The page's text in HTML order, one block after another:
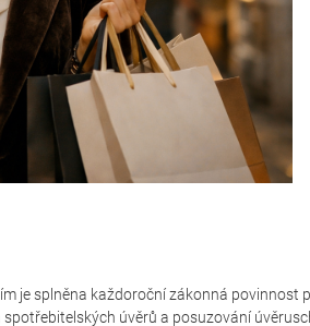
je splněna každoroční zákonná
úvěrů a posuzování